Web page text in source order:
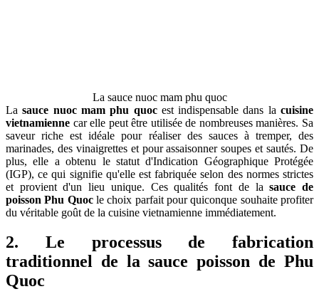
La sauce nuoc mam phu quoc
La sauce nuoc mam phu quocest indispensable dans la cuisine
vietnamienne car elle peut être utilisée de nombreuses manières. Sa
saveur riche est idéale pour réaliser des sauces à tremper, des
marinades, des vinaigrettes et pour assaisonner soupes et sautés. De
plus, elle a obtenu le statut d'Indication Géographique Protégée
(IGP), ce qui signifie qu'elle est fabriquée selon des normes strictes
et provient d'un lieu unique. Ces qualités font de la sauce de
poisson Phu Quocle choix parfait pour quiconque souhaite profiter
du véritable goût de la cuisine vietnamienne immédiatement.
2. Le processus de fabrication
traditionnel de la sauce poisson de Phu
Quoc